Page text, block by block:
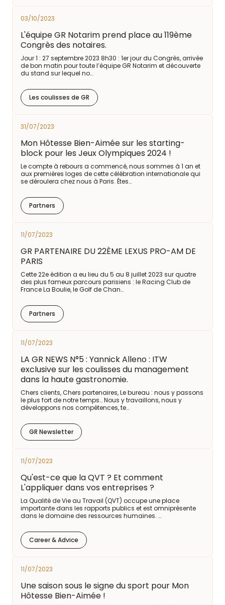
03/10/2023
L'équipe GR Notarim prend place au 119ème
Congrès des notaires.
Jour 1 : 27 septembre 2023 8h30 : 1er jour du Congrès, arrivée
de bon matin pour toute l’équipe GR Notarim et découverte
du stand sur lequel no…
Les coulisses de GR
31/07/2023
Mon Hôtesse Bien-Aimée sur les starting-
block pour les Jeux Olympiques 2024 !
Le compte à rebours a commencé, nous sommes à 1 an et
aux premières loges de cette célébration internationale qui
se déroulera chez nous à Paris. Êtes…
Partners
11/07/2023
GR PARTENAIRE DU 22ÈME LEXUS PRO-AM DE
PARIS
Cette 22e édition a eu lieu du 5 au 8 juillet 2023 sur quatre
des plus fameux parcours parisiens : le Racing Club de
France La Boulie, le Golf de Chan…
Partners
11/07/2023
LA GR NEWS N°5 : Yannick Alleno : ITW
exclusive sur les coulisses du management
dans la haute gastronomie.
Chers clients, Chers partenaires, Le bureau : nous y passons
le plus fort de notre temps… Nous y travaillons, nous y
développons nos compétences, te…
GR Newsletter
11/07/2023
Qu'est-ce que la QVT ? Et comment
L'appliquer dans vos entreprises ?
La Qualité de Vie au Travail (QVT) occupe une place
importante dans les rapports publics et est omniprésente
dans le domaine des ressources humaines. …
Career & Advice
11/07/2023
Une saison sous le signe du sport pour Mon
Hôtesse Bien-Aimée !